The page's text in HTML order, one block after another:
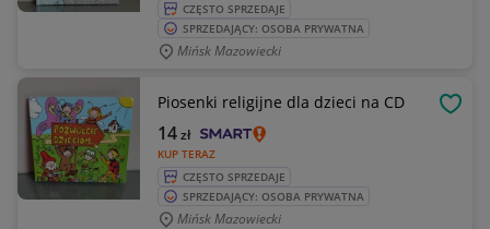
CZĘSTO SPRZEDAJE
SPRZEDAJĄCY: OSOBA PRYWATNA
Mińsk Mazowiecki
Piosenki religijne dla dzieci na CD
KUP TERAZ
14zł
CZĘSTO SPRZEDAJE
SPRZEDAJĄCY: OSOBA PRYWATNA
Mińsk Mazowiecki